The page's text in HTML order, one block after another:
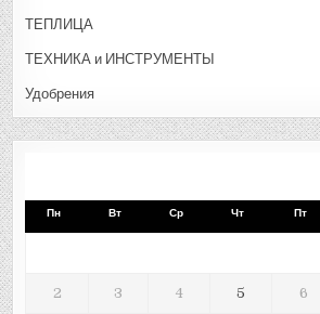
ТЕПЛИЦА
ТЕХНИКА и ИНСТРУМЕНТЫ
Удобрения
Пн Вт Ср Чт Пт
2 3 4 5 6